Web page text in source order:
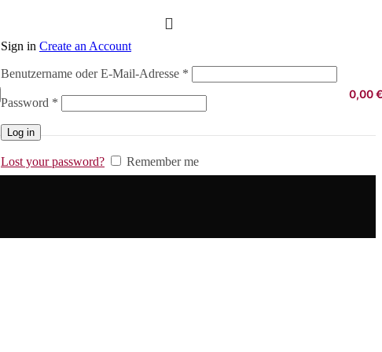
Sign in Create an Account
Benutzername oder E-Mail-Adresse *
Password *
Log in
Lost your password? Remember me
0,00